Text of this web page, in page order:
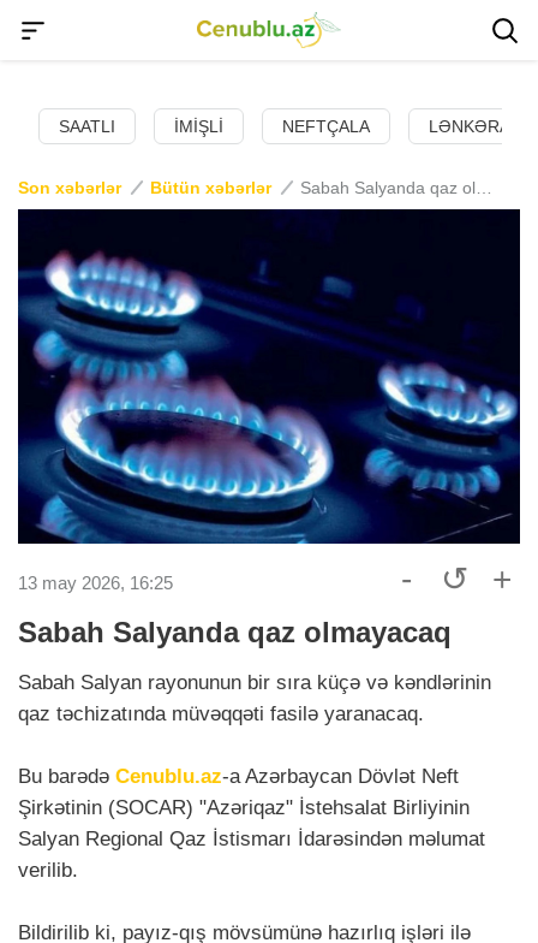
SAATLI İMIŞLI NEFTÇALA LƏNKƏRAN
Son xəbərlər Bütün xəbərlər
13 may 2026, 16:25 - ↺ +
Sabah Salyanda qaz olmayacaq
Sabah Salyan rayonunun bir sıra küçə və kəndlərinin
qaz təchizatında müvəqqəti fasilə yaranacaq.
Bu barədə Cenublu.az-a Azərbaycan Dövlət Neft
Şirkətinin (SOCAR) "Azəriqaz" İstehsalat Birliyinin
Salyan Regional Qaz İstismarı İdarəsindən məlumat
verilib.
Bildirilib ki, payız-qış mövsümünə hazırlıq işləri ilə